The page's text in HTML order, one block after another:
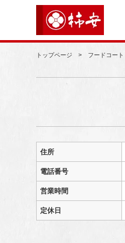
トップページ フードコート
住所
電話番号
営業時間
定休日